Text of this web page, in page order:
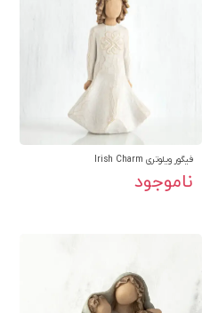
فیگور ویلوتری Irish Charm
ناموجود